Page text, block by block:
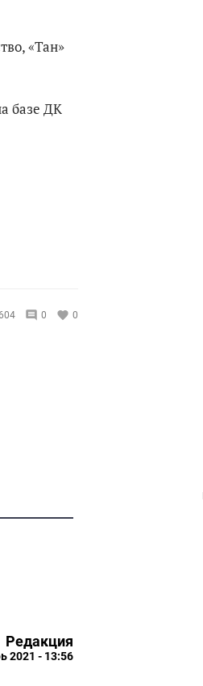
«Тан»
базе ДК
0 0
Редакция
2021 - 13:56